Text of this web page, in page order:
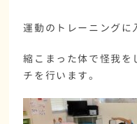
運動のトレーニングに
縮こまった体で怪我を
チを行います。